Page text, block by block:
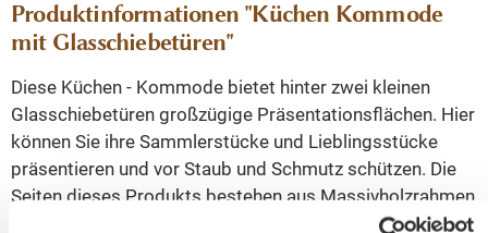
Produktinformationen "Küchen Kommode
mit Glasschiebetüren"
Diese Küchen - Kommode bietet hinter zwei kleinen
Glasschiebetüren großzügige Präsentationsflächen. Hier
können Sie ihre Sammlerstücke und Lieblingsstücke
präsentieren und vor Staub und Schmutz schützen. Die
Seiten dieses Produkts bestehen aus Massivholzrahmen
mit Glas, wodurch die Präsentationsfläche zusätzlich